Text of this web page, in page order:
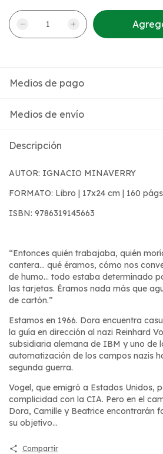
Medios de pago
Medios de envío
Descripción
AUTOR: IGNACIO MINAVERRY
FORMATO: Libro | 17x24 cm | 160
ISBN: 9786319145663
“Entonces quién trabajaba, quién
cantera... qué éramos, cómo nos
de humo... todo estaba determinado
las tarjetas. Éramos nada más que
de cartón.”
Estamos en 1966. Dora encuentra
la guía en dirección al nazi Reinhard
subsidiaria alemana de IBM y uno de
automatización de los campos nazis
segunda guerra.
Vogel, que emigró a Estados Unidos,
complicidad con la CIA. Pero en el
Dora, Camille y Beatrice encontrarán
su objetivo...
Compartir